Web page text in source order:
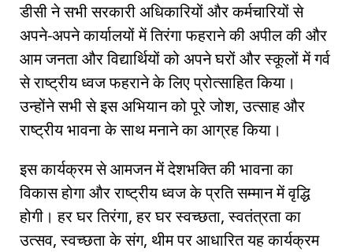
डीसी ने सभी सरकारी अधिकारियों और कर्मचारियों से
अपने-अपने कार्यालयों में तिरंगा फहराने की अपील की और
आम जनता और विद्यार्थियों को अपने घरों और स्कूलों में गर्व
से राष्ट्रीय ध्वज फहराने के लिए प्रोत्साहित किया।
उन्होंने सभी से इस अभियान को पूरे जोश, उत्साह और
राष्ट्रीय भावना के साथ मनाने का आग्रह किया।
इस कार्यक्रम से आमजन में देशभक्ति की भावना का
विकास होगा और राष्ट्रीय ध्वज के प्रति सम्मान में वृद्धि
होगी। हर घर तिरंगा, हर घर स्वच्छता, स्वतंत्रता का
उत्सव, स्वच्छता के संग, थीम पर आधारित यह कार्यक्रम